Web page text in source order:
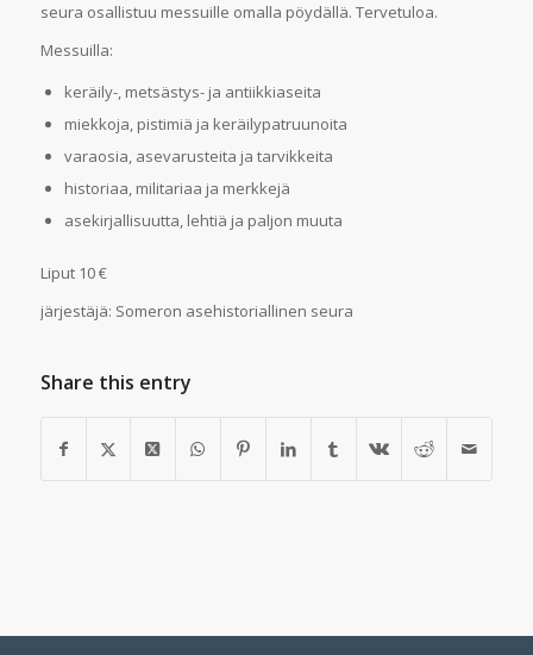
seura osallistuu messuille omalla pöydällä. Tervetuloa.
Messuilla:
keräily-, metsästys- ja antiikkiaseita
miekkoja, pistimiä ja keräilypatruunoita
varaosia, asevarusteita ja tarvikkeita
historiaa, militariaa ja merkkejä
asekirjallisuutta, lehtiä ja paljon muuta
Liput 10 €
järjestäjä: Someron asehistoriallinen seura
Share this entry